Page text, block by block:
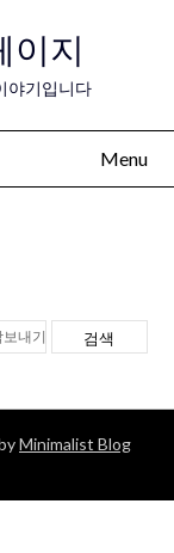
이지
야기입니다
Menu
검색
Minimalist Blog